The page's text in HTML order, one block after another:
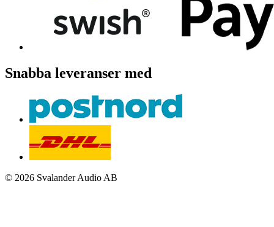
Snabba leveranser med
© 2026 Svalander Audio AB